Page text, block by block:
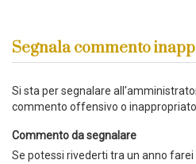
Segnala commento
Si sta per segnalare
commento offensivo o inappropriato.
Commento da segnalare
Se potessi rivederti tra un anno